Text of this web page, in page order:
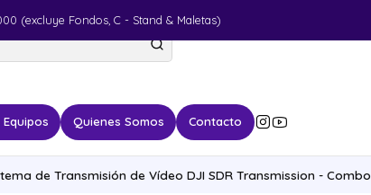
Quienes Somos Contacto
(excluye Fondos, C - Stand & Maletas)
de Transmisión de Vídeo DJI SDR Transmission - Combo